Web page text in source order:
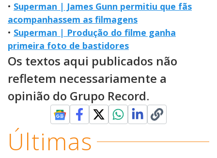
• Superman | James Gunn permitiu que fãs
acompanhassem as filmagens
• Superman | Produção do filme ganha
primeira foto de bastidores
Os textos aqui publicados não
refletem necessariamente a
opinião do Grupo Record.
Últimas